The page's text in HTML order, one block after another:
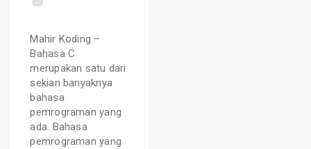
Mahir Koding –
Bahasa C
merupakan satu dari
sekian banyaknya
bahasa
pemrograman yang
ada. Bahasa
pemrograman yang